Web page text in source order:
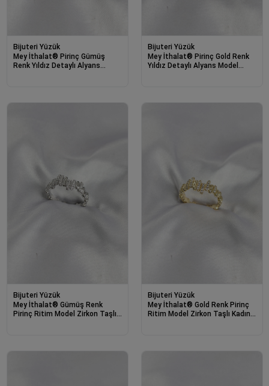
Bijuteri Yüzük
Mey İthalat® Pirinç Gümüş
Renk Yıldız Detaylı Alyans
Bijuteri Yüzük
Mey İthalat® Pirinç Gold Renk
Yıldız Detaylı Alyans Model
Bijuteri Yüzük
Mey İthalat® Gümüş Renk
Pirinç Ritim Model Zirkon Taşlı
Bijuteri Yüzük
Mey İthalat® Gold Renk Pirinç
Ritim Model Zirkon Taşlı Kadın